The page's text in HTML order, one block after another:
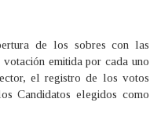
de los sobres con las
emitida por cada uno
el registro de los votos
Candidatos elegidos como